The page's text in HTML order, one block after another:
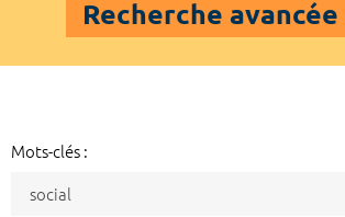
Recherche avancée
Mots-clés :